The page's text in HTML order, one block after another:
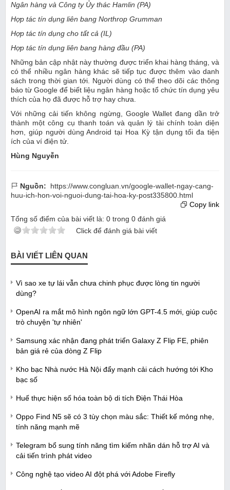
Ngân hàng và Công ty Ủy thác Hamlin (PA)
Hợp tác tín dụng liên bang Northrop Grumman
Hợp tác tín dụng cho tất cả (IL)
Hợp tác tín dụng liên bang hàng đầu (PA)
Những bản cập nhật này thường được triển khai hàng tháng, và
có thể nhiều ngân hàng khác sẽ tiếp tục được thêm vào danh
sách trong thời gian tới. Người dùng có thể theo dõi các thông
báo từ Google để biết liệu ngân hàng hoặc tổ chức tín dụng yêu
thích của họ đã được hỗ trợ hay chưa.
Với những cải tiến không ngừng, Google Wallet đang dần trở
thành một công cụ thanh toán và quản lý tài chính toàn diện
hơn, giúp người dùng Android tại Hoa Kỳ tận dụng tối đa tiện
ích của ví điện tử.
Hùng Nguyễn
Nguồn:
https://www.congluan.vn/google-wallet-ngay-cang-
huu-ich-hon-voi-nguoi-dung-tai-hoa-ky-post335800.html
Copy link
Tổng số điểm của bài viết là: 0 trong 0 đánh giá
Click để đánh giá bài viết
BÀI VIẾT LIÊN QUAN
Vì sao xe tự lái vẫn chưa chinh phục được lòng tin người
dùng?
OpenAI ra mắt mô hình ngôn ngữ lớn GPT-4.5 mới, giúp cuộc
trò chuyện 'tự nhiên'
Samsung xác nhận đang phát triển Galaxy Z Flip FE, phiên
bản giá rẻ của dòng Z Flip
Kho bạc Nhà nước Hà Nội đẩy mạnh cải cách hướng tới Kho
bạc số
Huế thực hiện số hóa toàn bộ di tích Điện Thái Hòa
Oppo Find N5 sẽ có 3 tùy chọn màu sắc: Thiết kế mỏng nhẹ,
tính năng mạnh mẽ
Telegram bổ sung tính năng tìm kiếm nhãn dán hỗ trợ AI và
cải tiến trình phát video
Công nghệ tạo video AI đột phá với Adobe Firefly